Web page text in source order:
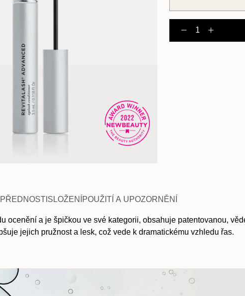
Snížit
SLOŽENÍ POUŽITÍ A UPOZORNĚNÍ
ocenění a je špičkou ve své kategorii, obsahuje patentovanou,
jejich pružnost a lesk, což vede k dramatickému vzhledu řas.